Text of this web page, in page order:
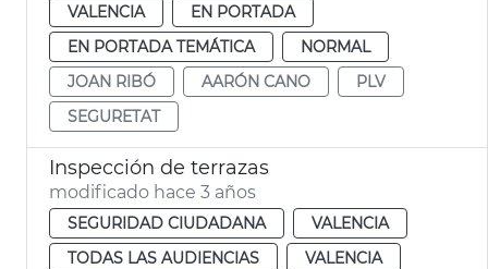
VALENCIA
EN PORTADA
EN PORTADA TEMÁTICA
NORMAL
JOAN RIBÓ
AARÓN CANO
PLV
SEGURETAT
Inspección de terrazas
modificado hace 3 años
SEGURIDAD CIUDADANA
VALENCIA
TODAS LAS AUDIENCIAS
VALENCIA